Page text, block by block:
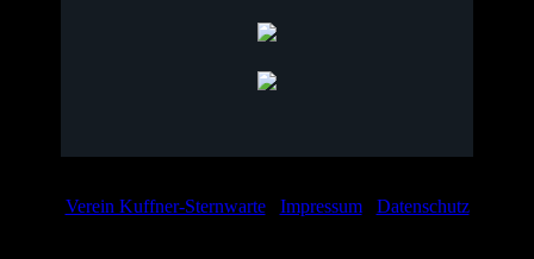
Verein Kuffner-Sternwarte/ Impressum/ Datenschutz